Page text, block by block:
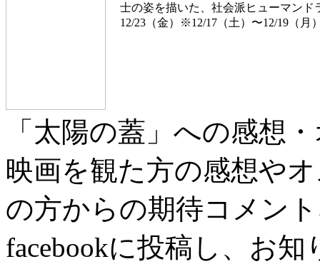
士の姿を描いた、社会派ヒューマンド
12/23（金）※12/17（土）〜12/19（月
「太陽の蓋」への感想
映画を観た方の感想や
の方からの期待コメン
facebookに投稿し、お